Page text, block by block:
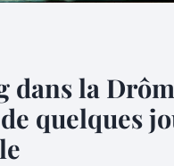
dans la
quelques